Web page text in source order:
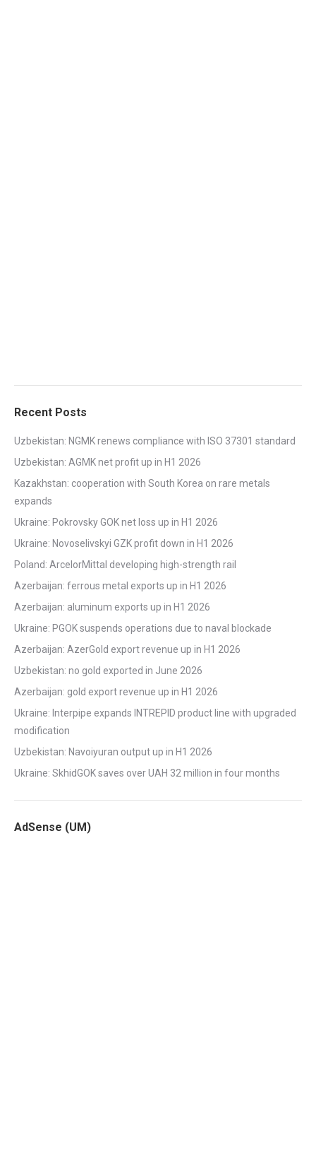
Recent Posts
Uzbekistan: NGMK renews compliance with ISO 37301 standard
Uzbekistan: AGMK net profit up in H1 2026
Kazakhstan: cooperation with South Korea on rare metals
expands
Ukraine: Pokrovsky GOK net loss up in H1 2026
Ukraine: Novoselivskyi GZK profit down in H1 2026
Poland: ArcelorMittal developing high-strength rail
Azerbaijan: ferrous metal exports up in H1 2026
Azerbaijan: aluminum exports up in H1 2026
Ukraine: PGOK suspends operations due to naval blockade
Azerbaijan: AzerGold export revenue up in H1 2026
Uzbekistan: no gold exported in June 2026
Azerbaijan: gold export revenue up in H1 2026
Ukraine: Interpipe expands INTREPID product line with upgraded
modification
Uzbekistan: Navoiyuran output up in H1 2026
Ukraine: SkhidGOK saves over UAH 32 million in four months
AdSense (UM)